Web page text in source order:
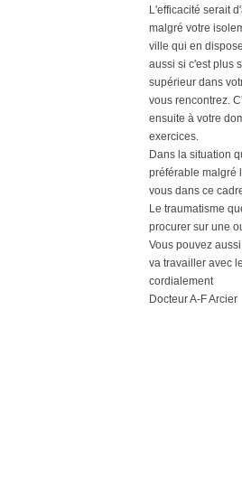
L'efficacité serait
malgré votre
ville qui en
aussi si c'est plus
supérieur dans
vous rencontrez.
ensuite à votre
exercices.
Dans la situation
préférable malgré
vous dans ce
Le traumatisme
procurer sur une
Vous pouvez
va travailler avec
cordialement
Docteur A-F Arcier